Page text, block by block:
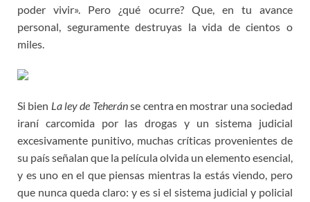
poder vivir». Pero ¿qué ocurre? Que, en tu avance
personal, seguramente destruyas la vida de cientos o
miles.
Si bien La ley de Teheránse centra en mostrar una sociedad
iraní carcomida por las drogas y un sistema judicial
excesivamente punitivo, muchas críticas provenientes de
su país señalan que la película olvida un elemento esencial,
y es uno en el que piensas mientras la estás viendo, pero
que nunca queda claro: y es si el sistema judicial y policial